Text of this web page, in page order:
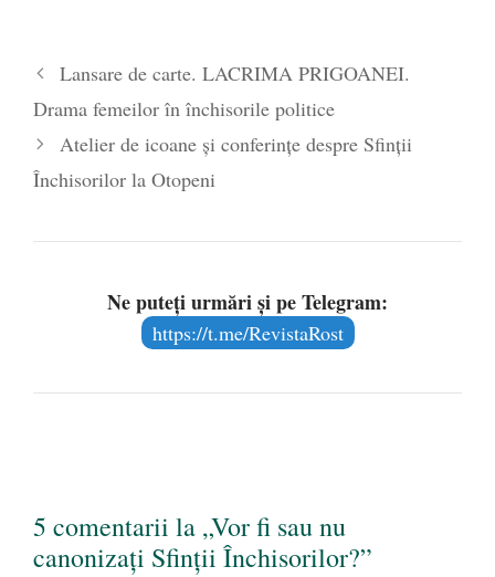
august 2017
Lansare de carte. LACRIMA PRIGOANEI.
Drama femeilor în închisorile politice
Atelier de icoane și conferințe despre Sfinții
Închisorilor la Otopeni
Ne puteți urmări și pe Telegram:
https://t.me/RevistaRost
5 comentarii la „Vor fi sau nu
canonizați Sfinții Închisorilor?”